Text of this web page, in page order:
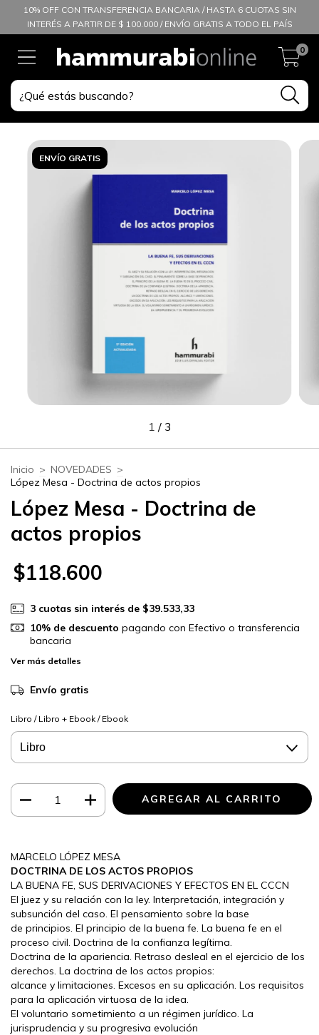
10% OFF CON TRANSFERENCIA BANCARIA / HASTA 6 CUOTAS SIN
INTERÉS A PARTIR DE $ 100.000 / ENVÍO GRATIS A TODO EL PAÍS
0
ENVÍO GRATIS
1 / 3
Inicio > NOVEDADES >
López Mesa - Doctrina de actos propios
López Mesa - Doctrina de
actos propios
$118.600
3 cuotas sin interés de $39.533,33
10% de descuento pagando con Efectivo o transferencia
bancaria
Ver más detalles
Envío gratis
Libro / Libro + Ebook / Ebook
MARCELO LÓPEZ MESA
DOCTRINA DE LOS ACTOS PROPIOS
LA BUENA FE, SUS DERIVACIONES Y EFECTOS EN EL CCCN
El juez y su relación con la ley. Interpretación, integración y
subsunción del caso. El pensamiento sobre la base
de principios. El principio de la buena fe. La buena fe en el
proceso civil. Doctrina de la confianza legítima.
Doctrina de la apariencia. Retraso desleal en el ejercicio de los
derechos. La doctrina de los actos propios:
alcance y limitaciones. Excesos en su aplicación. Los requisitos
para la aplicación virtuosa de la idea.
El voluntario sometimiento a un régimen jurídico. La
jurisprudencia y su progresiva evolución